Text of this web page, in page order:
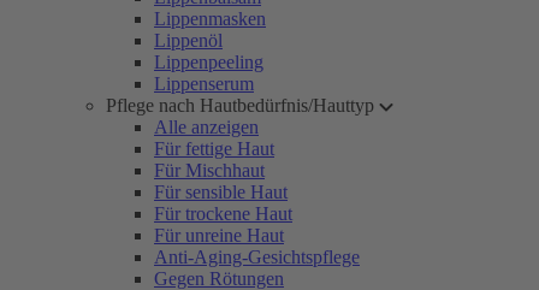
Lippenmasken
Lippenöl
Lippenpeeling
Lippenserum
Pflege nach Hautbedürfnis/Hauttyp
Alle anzeigen
Für fettige Haut
Für Mischhaut
Für sensible Haut
Für trockene Haut
Für unreine Haut
Anti-Aging-Gesichtspflege
Gegen Rötungen